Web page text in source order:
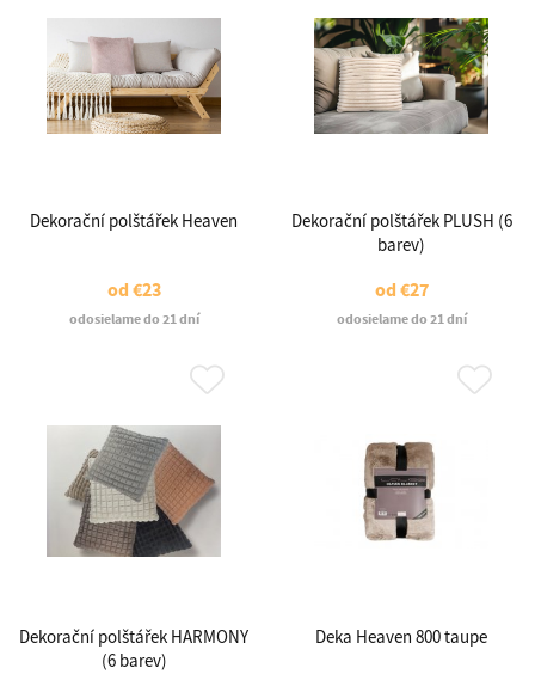
Dekorační polštářek Heaven
od€23
odosielame do 21 dní
Dekorační polštářek PLUSH (6
barev)
od€27
odosielame do 21 dní
Dekorační polštářek HARMONY
(6 barev)
Deka Heaven 800 taupe